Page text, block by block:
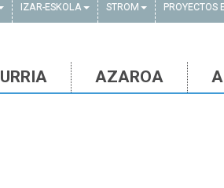
IZAR-ESKOLA STROM PROYECTOS
URRIA AZAROA